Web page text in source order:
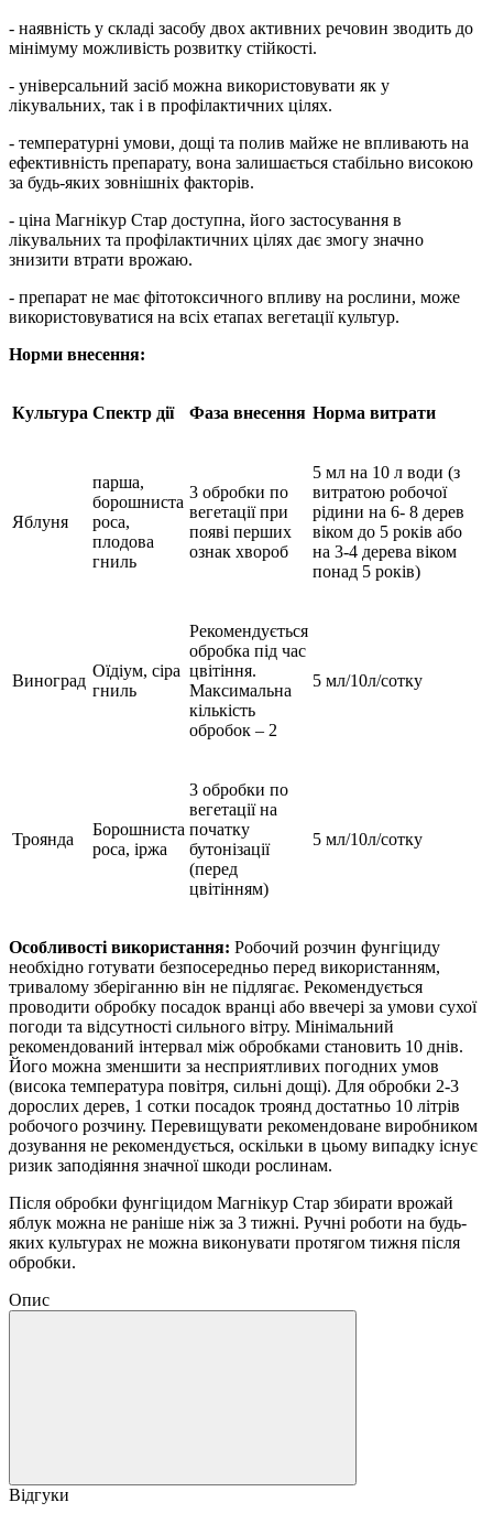
- наявність у складі засобу двох активних речовин зводить до
мінімуму можливість розвитку стійкості.
- універсальний засіб можна використовувати як у
лікувальних, так і в профілактичних цілях.
- температурні умови, дощі та полив майже не впливають на
ефективність препарату, вона залишається стабільно високою
за будь-яких зовнішніх факторів.
- ціна Магнікур Стар доступна, його застосування в
лікувальних та профілактичних цілях дає змогу значно
знизити втрати врожаю.
- препарат не має фітотоксичного впливу на рослини, може
використовуватися на всіх етапах вегетації культур.
Норми внесення:
Культура Спектр дії Фаза внесення Норма витрати
Яблуня
парша,
борошниста
роса,
плодова
гниль
3 обробки по
вегетації при
появі перших
ознак хвороб
5 мл на 10 л води (з
витратою робочої
рідини на 6- 8 дерев
віком до 5 років або
на 3-4 дерева віком
понад 5 років)
Виноград
Оїдіум, сіра
гниль
Рекомендується
обробка під час
цвітіння.
Максимальна
кількість
обробок – 2
5 мл/10л/сотку
Троянда
Борошниста
роса, іржа
3 обробки по
вегетації на
початку
бутонізації
(перед
цвітінням)
5 мл/10л/сотку
Особливості використання: Робочий розчин фунгіциду
необхідно готувати безпосередньо перед використанням,
тривалому зберіганню він не підлягає. Рекомендується
проводити обробку посадок вранці або ввечері за умови сухої
погоди та відсутності сильного вітру. Мінімальний
рекомендований інтервал між обробками становить 10 днів.
Його можна зменшити за несприятливих погодних умов
(висока температура повітря, сильні дощі). Для обробки 2-3
дорослих дерев, 1 сотки посадок троянд достатньо 10 літрів
робочого розчину. Перевищувати рекомендоване виробником
дозування не рекомендується, оскільки в цьому випадку існує
ризик заподіяння значної шкоди рослинам.
Після обробки фунгіцидом Магнікур Стар збирати врожай
яблук можна не раніше ніж за 3 тижні. Ручні роботи на будь-
яких культурах не можна виконувати протягом тижня після
обробки.
Опис
Відгуки